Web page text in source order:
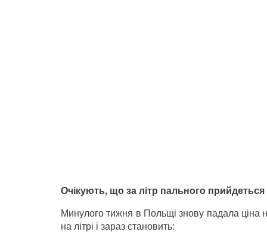
Очікують, що за літр пального
Минулого тижня в Польщі знову падала
на літрі і зараз становить: